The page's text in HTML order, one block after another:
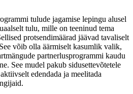
tulude jagamise lepingu alusel
tulu, mille on teeninud tema
protsendimäärad jäävad tavaliselt
võib olla äärmiselt kasumlik valik,
partnerlusprogrammi kaudu
See mudel pakub sidusettevõtetele
edendada ja meelitada